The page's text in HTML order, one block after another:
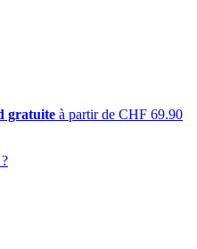
gratuite à partir de CHF 69.90